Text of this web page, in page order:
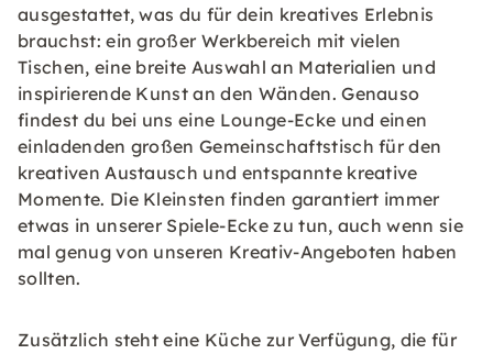
ausgestattet, was du für dein kreatives Erlebnis
brauchst: ein großer Werkbereich mit vielen
Tischen, eine breite Auswahl an Materialien und
inspirierende Kunst an den Wänden. Genauso
findest du bei uns eine Lounge-Ecke und einen
einladenden großen Gemeinschaftstisch für den
kreativen Austausch und entspannte kreative
Momente. Die Kleinsten finden garantiert immer
etwas in unserer Spiele-Ecke zu tun, auch wenn sie
mal genug von unseren Kreativ-Angeboten haben
sollten.
Zusätzlich steht eine Küche zur Verfügung, die für